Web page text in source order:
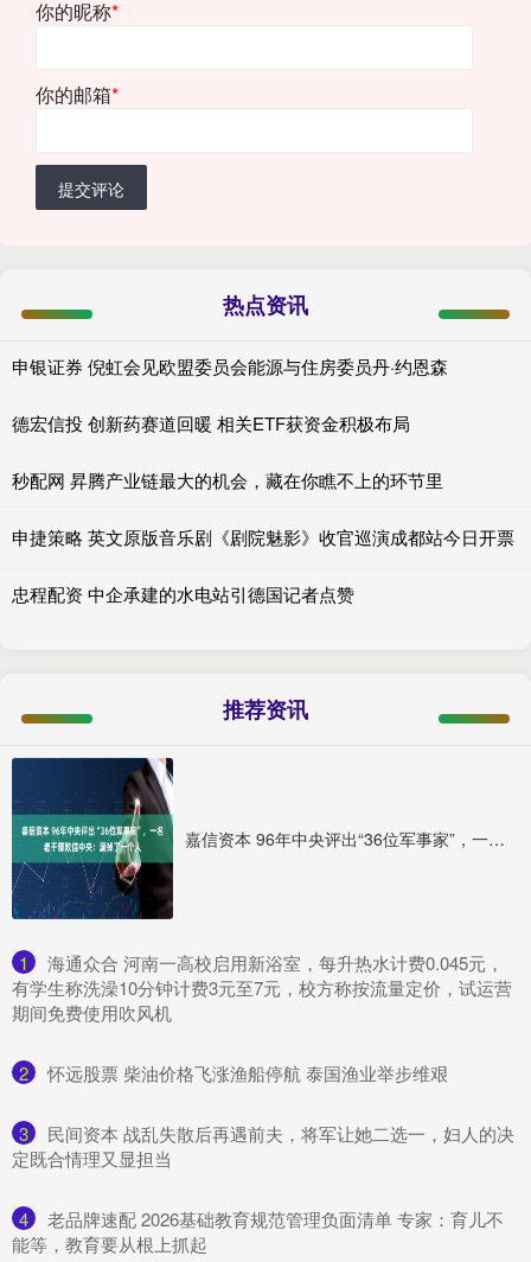
你的昵称*
你的邮箱*
提交评论
热点资讯
申银证券 倪虹会见欧盟委员会能源与住房委员丹·约恩森
德宏信投 创新药赛道回暖 相关ETF获资金积极布局
秒配网 昇腾产业链最大的机会，藏在你瞧不上的环节里
申捷策略 英文原版音乐剧《剧院魅影》收官巡演成都站今日开票
忠程配资 中企承建的水电站引德国记者点赞
推荐资讯
嘉信资本 96年中央评出“36位军事家”，一名老干部致信中央：漏掉了一个人
1
​海通众合 河南一高校启用新浴室，每升热水计费0.045元，
有学生称洗澡10分钟计费3元至7元，校方称按流量定价，试运营
期间免费使用吹风机
2 ​怀远股票 柴油价格飞涨渔船停航 泰国渔业举步维艰
3
​民间资本 战乱失散后再遇前夫，将军让她二选一，妇人的决
定既合情理又显担当
4
​老品牌速配 2026基础教育规范管理负面清单 专家：育儿不
能等，教育要从根上抓起